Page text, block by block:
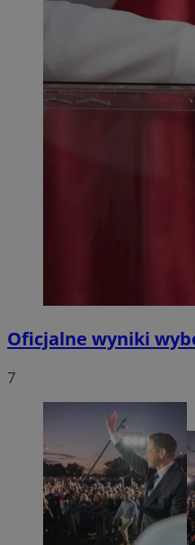
Oficjalne wyniki
7